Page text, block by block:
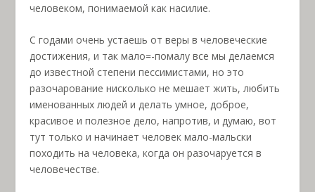
человеком, понимаемой как насилие.
С годами очень устаешь от веры в человеческие
достижения, и так мало=-помалу все мы делаемся
до известной степени пессимистами, но это
разочарование нисколько не мешает жить, любить
именованных людей и делать умное, доброе,
красивое и полезное дело, напротив, и думаю, вот
тут только и начинает человек мало-мальски
походить на человека, когда он разочаруется в
человечестве.